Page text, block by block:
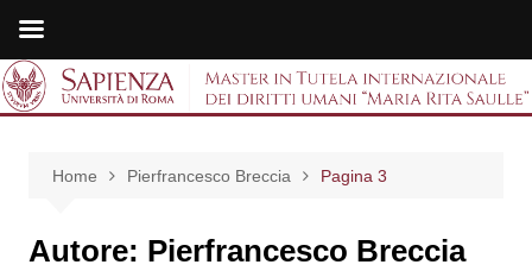
Salta
al
internazionale dei
Rita Saulle"
Home Pierfrancesco Breccia Pagina 3
Autore: Pierfrancesco Breccia